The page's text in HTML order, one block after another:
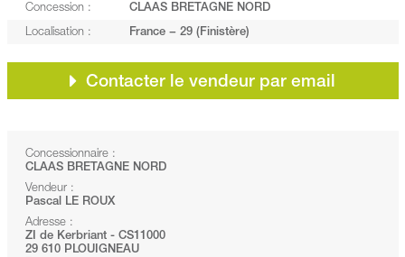
Concession : CLAAS BRETAGNE NORD
Localisation : France − 29 (Finistère)
Contacter le vendeur par email
Concessionnaire :
CLAAS BRETAGNE NORD
Vendeur :
Pascal LE ROUX
Adresse :
ZI de Kerbriant - CS11000
29 610 PLOUIGNEAU